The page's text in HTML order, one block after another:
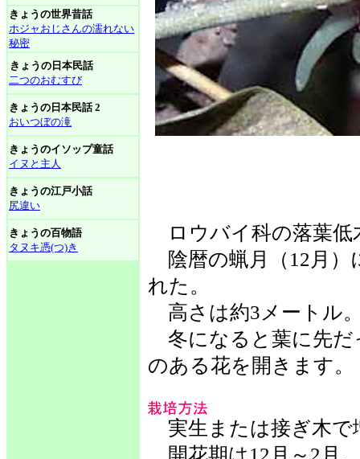
きょうの世界昔話
ホジャおじさんの濡れない
秘密
きょうの日本民話
二つのおむすび
きょうの日本民話 2
おいつぼの滝
きょうのイソップ童話
イヌと主人
きょうの江戸小話
尻違い
きょうの百物語
タヌキ憑(つ)き
ロウバイ科の落葉低
陰暦の蝋月（12月）
れた。
高さは約3メートル
冬になると葉に先だ
のある花を開きます。
実生または接ぎ木で
開花期は12月～2月